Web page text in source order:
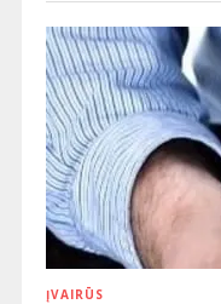
ĮVAIRŪS